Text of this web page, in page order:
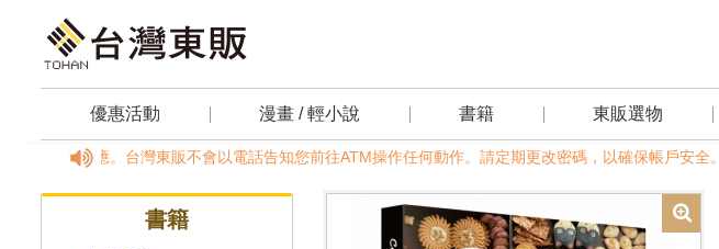
優惠活動 漫畫 / 輕小說 書籍 東販選物
應。台灣東販不會以電話告知您前往ATM操作任何動作。請定期更改密碼，以確保帳戶安全。
書籍